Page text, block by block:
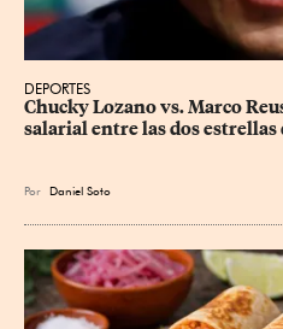
DEPORTES
Chucky Lozano vs. Marco
salarial entre las dos estrellas
Por Daniel Soto